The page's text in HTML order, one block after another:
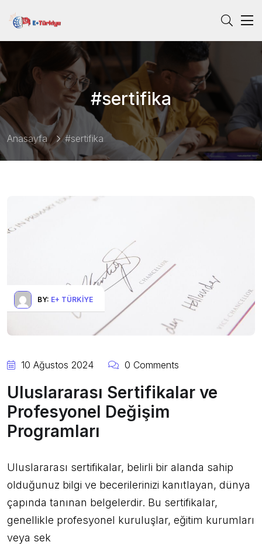
#sertifika
Anasayfa #sertifika
BY: E+ TÜRKIYE
10 Ağustos 2024 0 Comments
Uluslararası Sertifikalar ve
Profesyonel Değişim
Programları
Uluslararası sertifikalar, belirli bir alanda sahip
olduğunuz bilgi ve becerilerinizi kanıtlayan, dünya
çapında tanınan belgelerdir. Bu sertifikalar,
genellikle profesyonel kuruluşlar, eğitim kurumları
veya sek